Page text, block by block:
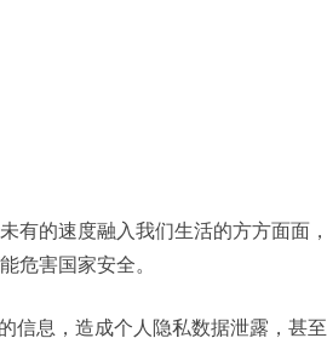
有的速度融入我们生活的方方面面，
危害国家安全。
信息，造成个人隐私数据泄露，甚至